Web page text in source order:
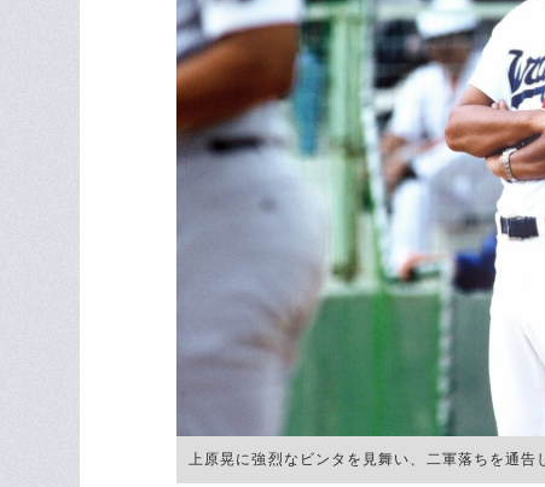
上原晃に強烈なビンタを見舞い、二軍落ちを通